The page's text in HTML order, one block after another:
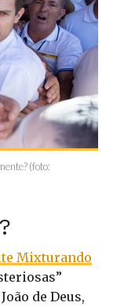
(foto:
Mixturando
de Deus,